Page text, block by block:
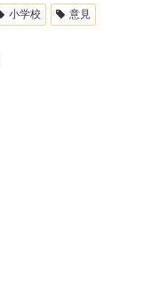
小学校 意見